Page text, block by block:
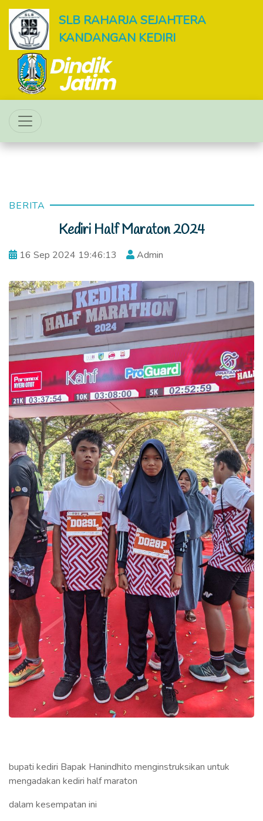
SLB RAHARJA SEJAHTERA
KANDANGAN KEDIRI
BERITA
Kediri Half Maraton 2024
16 Sep 2024 19:46:13 Admin
bupati kediri Bapak Hanindhito menginstruksikan untuk
mengadakan kediri half maraton
dalam kesempatan ini